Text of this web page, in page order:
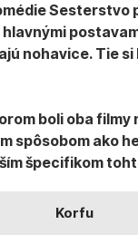
Sesterstvo
nohavice. Tie
boli oba
spôsobom ako
špecifikom
Korfu